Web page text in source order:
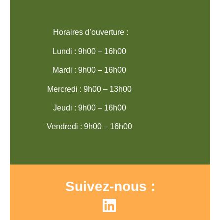
Horaires d’ouverture :
Lundi : 9h00 – 16h00
Mardi : 9h00 – 16h00
Mercredi : 9h00 – 13h00
Jeudi : 9h00 – 16h00
Vendredi : 9h00 – 16h00
Suivez-nous :